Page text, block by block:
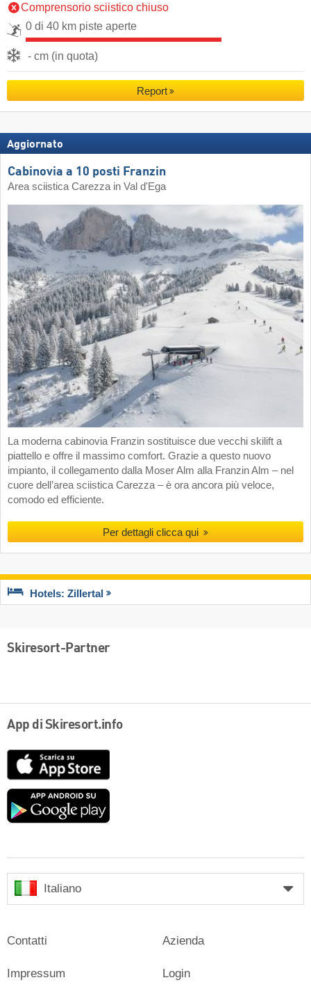
Comprensorio sciistico chiuso
0 di 40 km piste aperte
- cm (in quota)
Report
Aggiornato
Cabinovia a 10 posti Franzin
Area sciistica Carezza in Val d'Ega
La moderna cabinovia Franzin sostituisce due vecchi skilift a
piattello e offre il massimo comfort. Grazie a questo nuovo
impianto, il collegamento dalla Moser Alm alla Franzin Alm – nel
cuore dell’area sciistica Carezza – è ora ancora più veloce,
comodo ed efficiente.
Per dettagli clicca qui
Hotels: Zillertal
Skiresort-Partner
App di Skiresort.info
Google
Italiano
Contatti
Impressum
Azienda
Login